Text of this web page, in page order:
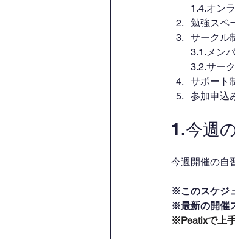
1.4.オン
勉強スペ
サークル
3.1.メン
3.2.サー
サポート
参加申込
1.今週
今週開催の自
※このスケジ
※最新の開催
※Peatixで上